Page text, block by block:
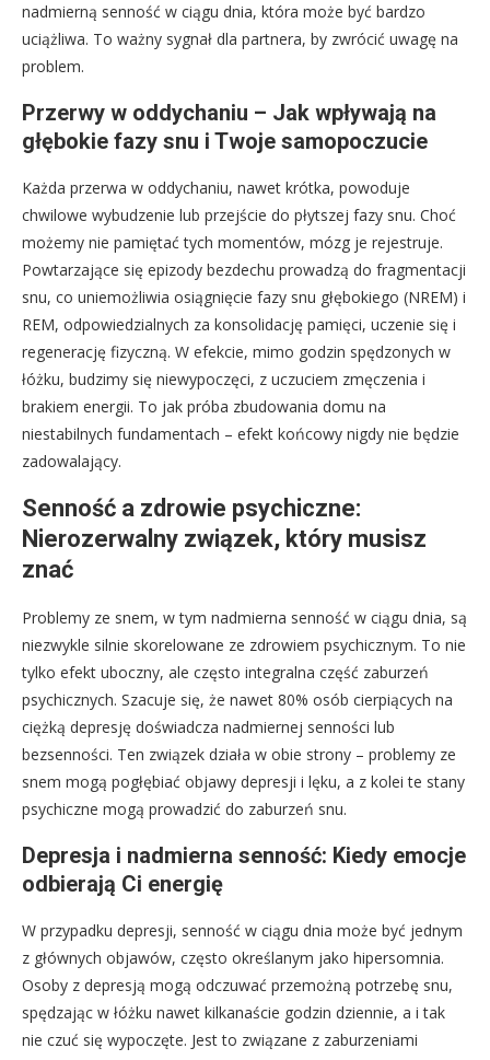
nadmierną senność w ciągu dnia, która może być bardzo
uciążliwa. To ważny sygnał dla partnera, by zwrócić uwagę na
problem.
Przerwy w oddychaniu – Jak wpływają na
głębokie fazy snu i Twoje samopoczucie
Każda przerwa w oddychaniu, nawet krótka, powoduje
chwilowe wybudzenie lub przejście do płytszej fazy snu. Choć
możemy nie pamiętać tych momentów, mózg je rejestruje.
Powtarzające się epizody bezdechu prowadzą do fragmentacji
snu, co uniemożliwia osiągnięcie fazy snu głębokiego (NREM) i
REM, odpowiedzialnych za konsolidację pamięci, uczenie się i
regenerację fizyczną. W efekcie, mimo godzin spędzonych w
łóżku, budzimy się niewypoczęci, z uczuciem zmęczenia i
brakiem energii. To jak próba zbudowania domu na
niestabilnych fundamentach – efekt końcowy nigdy nie będzie
zadowalający.
Senność a zdrowie psychiczne:
Nierozerwalny związek, który musisz
znać
Problemy ze snem, w tym nadmierna senność w ciągu dnia, są
niezwykle silnie skorelowane ze zdrowiem psychicznym. To nie
tylko efekt uboczny, ale często integralna część zaburzeń
psychicznych. Szacuje się, że nawet 80% osób cierpiących na
ciężką depresję doświadcza nadmiernej senności lub
bezsenności. Ten związek działa w obie strony – problemy ze
snem mogą pogłębiać objawy depresji i lęku, a z kolei te stany
psychiczne mogą prowadzić do zaburzeń snu.
Depresja i nadmierna senność: Kiedy emocje
odbierają Ci energię
W przypadku depresji, senność w ciągu dnia może być jednym
z głównych objawów, często określanym jako hipersomnia.
Osoby z depresją mogą odczuwać przemożną potrzebę snu,
spędzając w łóżku nawet kilkanaście godzin dziennie, a i tak
nie czuć się wypoczęte. Jest to związane z zaburzeniami